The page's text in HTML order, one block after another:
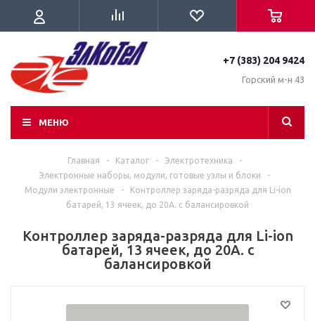
+7 (383) 204 9424
Горский м-н 43
МЕНЮ
Главная - Каталог - Электротехника
-
Электронные наборы, модули, готовые узлы и блоки
-
Модули электронные
-
Контроллер заряда-разряда для Li-ion
батарей, 13 ячеек, до 20А. с балансировкой
Контроллер заряда-разряда для Li-ion
батарей, 13 ячеек, до 20А. с
балансировкой